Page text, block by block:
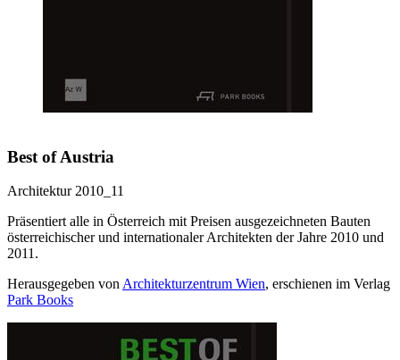
Best of Austria
Architektur 2010_11
Präsentiert alle in Österreich mit Preisen ausgezeichneten Bauten
österreichischer und internationaler Architekten der Jahre 2010 und
2011.
Herausgegeben vonArchitekturzentrum Wien, erschienen im Verlag
Park Books